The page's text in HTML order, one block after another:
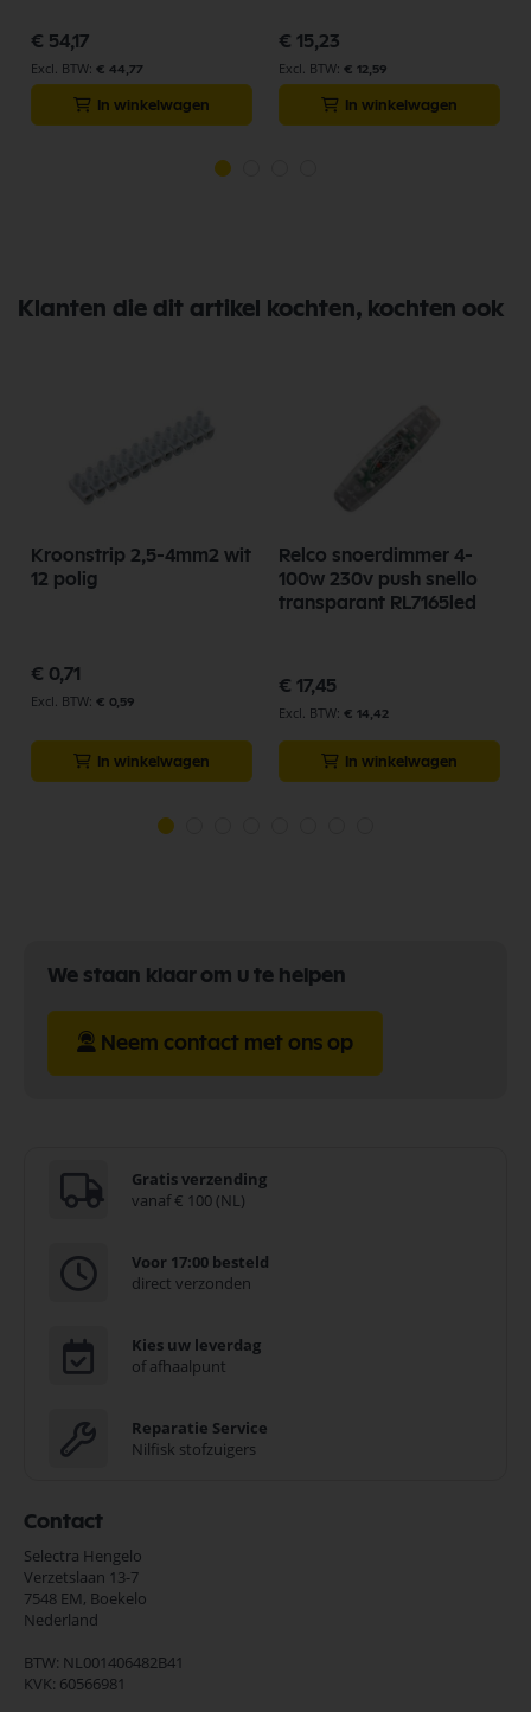
€ 54,17
€ 44,77
In winkelwagen
€ 15,23
€ 12,59
In winkelwagen
Klanten die dit artikel kochten, kochten ook
Kroonstrip 2,5-4mm2 wit
12 polig
€ 0,71
€ 0,59
In winkelwagen
Relco snoerdimmer 4-
100w 230v push snello
transparant RL7165led
€ 17,45
€ 14,42
In winkelwagen
We staan klaar om u te helpen
Neem contact met ons op
Gratis verzending
vanaf € 100 (NL)
Voor 17:00 besteld
direct verzonden
Kies uw leverdag
of afhaalpunt
Reparatie Service
Nilfisk stofzuigers
Contact
Selectra Hengelo
Verzetslaan 13-7
7548 EM, Boekelo
Nederland
BTW: NL001406482B41
KVK: 60566981